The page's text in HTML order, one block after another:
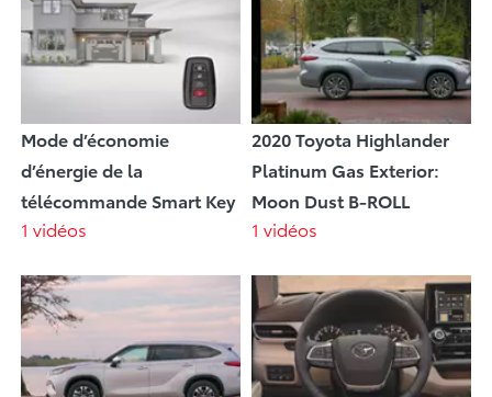
Mode d’économie
d’énergie de la
télécommande Smart Key
1 vidéos
2020 Toyota Highlander
Platinum Gas Exterior:
Moon Dust B-ROLL
1 vidéos